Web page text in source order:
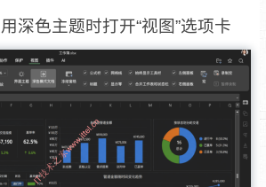
深色主题时打开“视图”选项卡